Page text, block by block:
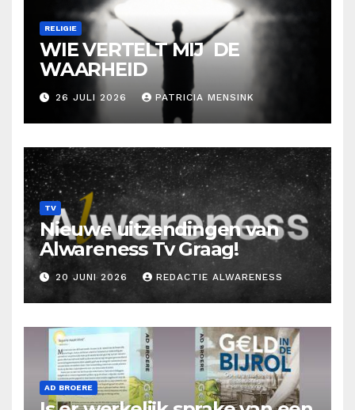
RELIGIE
WIE VERTELT MIJ DE
WAARHEID
26 JULI 2026 PATRICIA MENSINK
TV
Nieuwe uitzendingen van
Alwareness Tv Graag!
20 JUNI 2026 REDACTIE ALWARENESS
AD BROERE